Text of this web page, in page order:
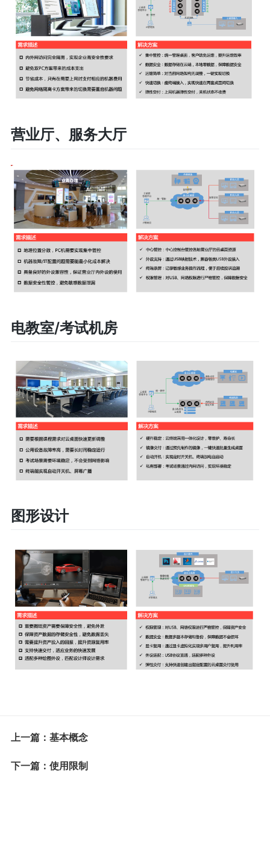
营业厅、服务大厅
电教室/考试机房
图形设计
上一篇：基本概念
下一篇：使用限制